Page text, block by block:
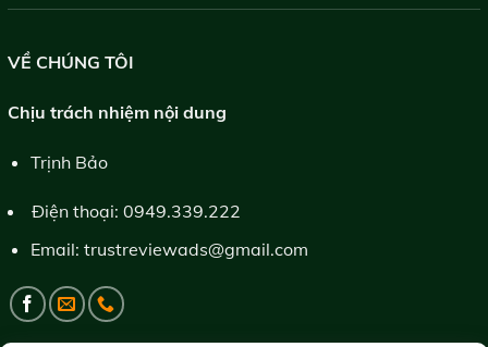
VỀ CHÚNG TÔI
Chịu trách nhiệm nội dung
Trịnh Bảo
Điện thoại: 0949.339.222
Email: trustreviewads@gmail.com